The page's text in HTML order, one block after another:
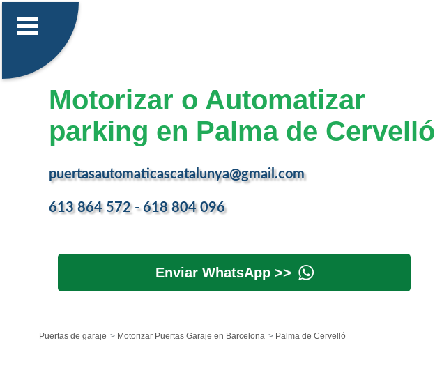
Motorizar o Automatizar
parking en Palma de Cervelló
puertasautomaticascatalunya@gmail.com
613 864 572 - 618 804 096
Enviar WhatsApp >>
Puertas de garaje Motorizar Puertas Garaje en Barcelona Palma de Cervelló